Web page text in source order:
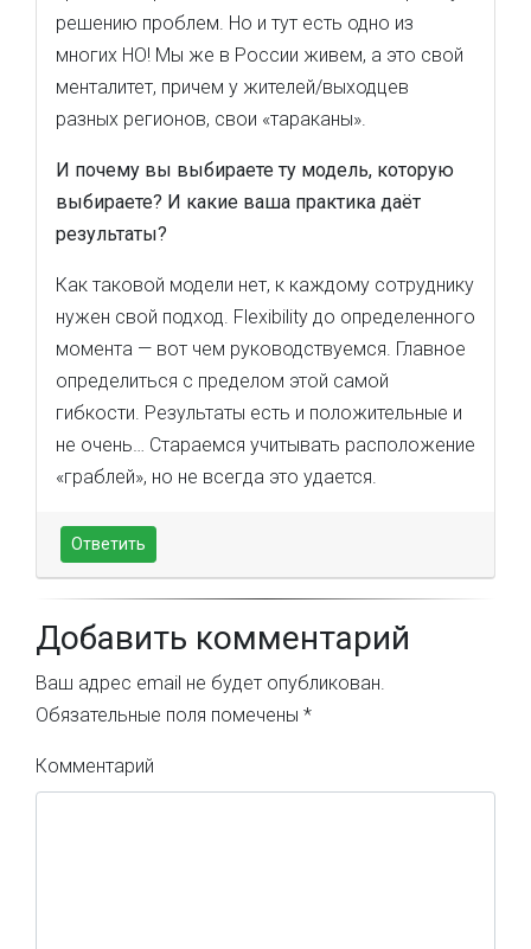
решению проблем. Но и тут есть одно из
многих НО! Мы же в России живем, а это свой
менталитет, причем у жителей/выходцев
разных регионов, свои «тараканы».
И почему вы выбираете ту модель, которую
выбираете? И какие ваша практика даёт
результаты?
Как таковой модели нет, к каждому сотруднику
нужен свой подход. Flexibility до определенного
момента — вот чем руководствуемся. Главное
определиться с пределом этой самой
гибкости. Результаты есть и положительные и
не очень… Стараемся учитывать расположение
«граблей», но не всегда это удается.
Ответить
Добавить комментарий
Ваш адрес email не будет опубликован.
Обязательные поля помечены *
Комментарий